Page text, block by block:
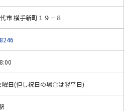
市 横手新町１９－８
曜日(但し祝日の場合は翌平日)